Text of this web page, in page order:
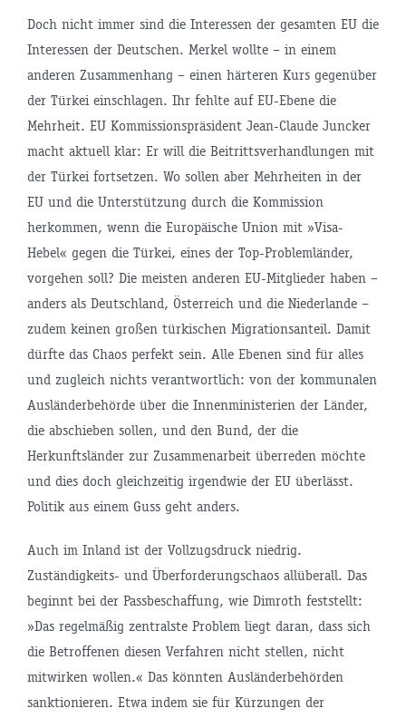
Doch nicht immer sind die Interessen der gesamten EU die
Interessen der Deutschen. Merkel wollte – in einem
anderen Zusammenhang – einen härteren Kurs gegenüber
der Türkei einschlagen. Ihr fehlte auf EU-Ebene die
Mehrheit. EU Kommissionspräsident Jean-Claude Juncker
macht aktuell klar: Er will die Beitrittsverhandlungen mit
der Türkei fortsetzen. Wo sollen aber Mehrheiten in der
EU und die Unterstützung durch die Kommission
herkommen, wenn die Europäische Union mit »Visa-
Hebel« gegen die Türkei, eines der Top-Problemländer,
vorgehen soll? Die meisten anderen EU-Mitglieder haben –
anders als Deutschland, Österreich und die Niederlande –
zudem keinen großen türkischen Migrationsanteil. Damit
dürfte das Chaos perfekt sein. Alle Ebenen sind für alles
und zugleich nichts verantwortlich: von der kommunalen
Ausländerbehörde über die Innenministerien der Länder,
die abschieben sollen, und den Bund, der die
Herkunftsländer zur Zusammenarbeit überreden möchte
und dies doch gleichzeitig irgendwie der EU überlässt.
Politik aus einem Guss geht anders.
Auch im Inland ist der Vollzugsdruck niedrig.
Zuständigkeits- und Überforderungschaos allüberall. Das
beginnt bei der Passbeschaffung, wie Dimroth feststellt:
»Das regelmäßig zentralste Problem liegt daran, dass sich
die Betroffenen diesen Verfahren nicht stellen, nicht
mitwirken wollen.« Das könnten Ausländerbehörden
sanktionieren. Etwa indem sie für Kürzungen der